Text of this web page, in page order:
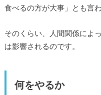
食べるの方が大事」とも言
そのくらい、人間関係によ
は影響されるのです。
何をやるか